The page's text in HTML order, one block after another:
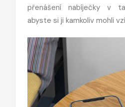
přenášení nabíječky v
abyste si ji kamkoliv mohli